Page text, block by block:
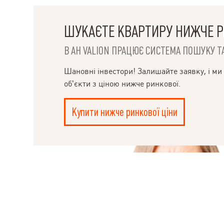
студентів
доступності
затишний
покажемо у
ШУКАЄТЕ КВАРТИРУ НИЖЧЕ
В АН VALION ПРАЦЮЄ СИСТЕМА ПОШУКУ
Шановні інвестори! Залишайте заявку, і
об’єкти з ціною нижче ринкової.
Купити нижче ринкової ціни
НАПИСАТИ
КЕРІВНИКОВІ